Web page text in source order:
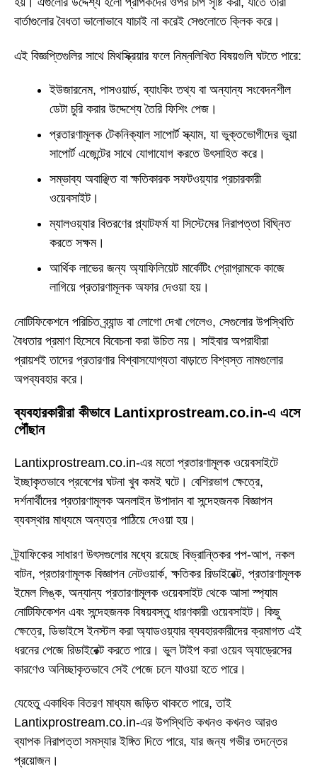
বার্তাগুলোর বৈধতা ভালোভাবে যাচাই না করেই সেগুলোতে ক্লিক করে।
এই বিজ্ঞপ্তিগুলির সাথে মিথস্ক্রিয়ার ফলে নিম্নলিখিত বিষয়গুলি ঘটতে পারে:
ইউজারনেম, পাসওয়ার্ড, ব্যাংকিং তথ্য বা অন্যান্য সংবেদনশীল
ডেটা চুরি করার উদ্দেশ্যে তৈরি ফিশিং পেজ।
প্রতারণামূলক টেকনিক্যাল সাপোর্ট স্ক্যাম, যা ভুক্তভোগীদের ভুয়া
সাপোর্ট এজেন্টের সাথে যোগাযোগ করতে উৎসাহিত করে।
সম্ভাব্য অবাঞ্ছিত বা ক্ষতিকারক সফটওয়্যার প্রচারকারী
ওয়েবসাইট।
ম্যালওয়্যার বিতরণের প্ল্যাটফর্ম যা সিস্টেমের নিরাপত্তা বিঘ্নিত
করতে সক্ষম।
আর্থিক লাভের জন্য অ্যাফিলিয়েট মার্কেটিং প্রোগ্রামকে কাজে
লাগিয়ে প্রতারণামূলক অফার দেওয়া হয়।
নোটিফিকেশনে পরিচিত ব্র্যান্ড বা লোগো দেখা গেলেও, সেগুলোর উপস্থিতি
বৈধতার প্রমাণ হিসেবে বিবেচনা করা উচিত নয়। সাইবার অপরাধীরা
প্রায়শই তাদের প্রতারণার বিশ্বাসযোগ্যতা বাড়াতে বিশ্বস্ত নামগুলোর
অপব্যবহার করে।
ব্যবহারকারীরা কীভাবে Lantixprostream.co.in-এ এসে
পৌঁছান
Lantixprostream.co.in-এর মতো প্রতারণামূলক ওয়েবসাইটে
ইচ্ছাকৃতভাবে প্রবেশের ঘটনা খুব কমই ঘটে। বেশিরভাগ ক্ষেত্রে,
দর্শনার্থীদের প্রতারণামূলক অনলাইন উপাদান বা সন্দেহজনক বিজ্ঞাপন
ব্যবস্থার মাধ্যমে অন্যত্র পাঠিয়ে দেওয়া হয়।
ট্র্যাফিকের সাধারণ উৎসগুলোর মধ্যে রয়েছে বিভ্রান্তিকর পপ-আপ, নকল
বাটন, প্রতারণামূলক বিজ্ঞাপন নেটওয়ার্ক, ক্ষতিকর রিডাইরেক্ট, প্রতারণামূলক
ইমেল লিঙ্ক, অন্যান্য প্রতারণামূলক ওয়েবসাইট থেকে আসা স্প্যাম
নোটিফিকেশন এবং সন্দেহজনক বিষয়বস্তু ধারণকারী ওয়েবসাইট। কিছু
ক্ষেত্রে, ডিভাইসে ইনস্টল করা অ্যাডওয়্যার ব্যবহারকারীদের ক্রমাগত এই
ধরনের পেজে রিডাইরেক্ট করতে পারে। ভুল টাইপ করা ওয়েব অ্যাড্রেসের
কারণেও অনিচ্ছাকৃতভাবে সেই পেজে চলে যাওয়া হতে পারে।
যেহেতু একাধিক বিতরণ মাধ্যম জড়িত থাকতে পারে, তাই
Lantixprostream.co.in-এর উপস্থিতি কখনও কখনও আরও
ব্যাপক নিরাপত্তা সমস্যার ইঙ্গিত দিতে পারে, যার জন্য গভীর তদন্তের
প্রয়োজন।